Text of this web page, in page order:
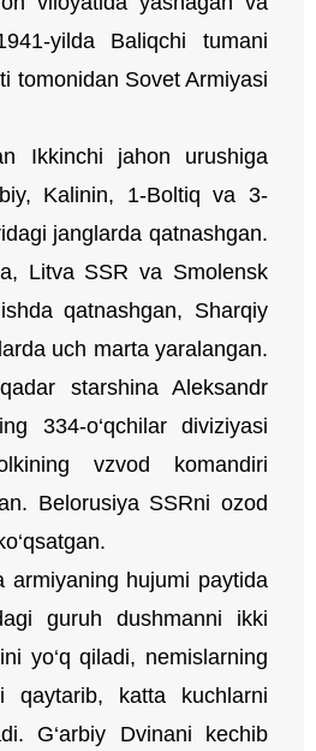
yilda Baliqchi tumani
tomonidan Sovet Armiyasi
Ikkinchi jahon urushiga
Kalinin, 1-Boltiq va 3-
janglarda qatnashgan.
Litva SSR va Smolensk
qatnashgan, Sharqiy
uch marta yaralangan.
starshina Aleksandr
334-o‘qchilar diviziyasi
vzvod komandiri
Belorusiya SSRni ozod
armiyaning hujumi paytida
guruh dushmanni ikki
yo‘q qiladi, nemislarning
qaytarib, katta kuchlarni
G‘arbiy Dvinani kechib